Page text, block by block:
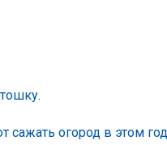
сажать огород в этом